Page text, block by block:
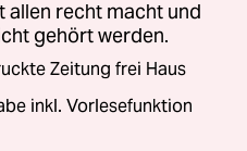
allen recht macht und
gehört werden.
Zeitung frei Haus
inkl. Vorlesefunktion